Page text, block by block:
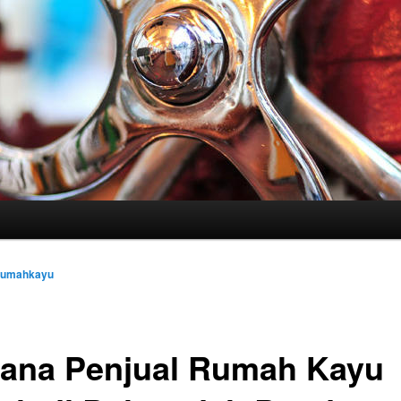
Penjual Rumah Kayu